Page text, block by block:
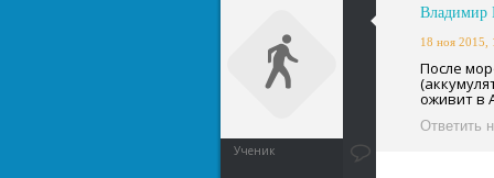
Ученик
Владимир
18 ноя 2015,
После
оживит в
Ответить